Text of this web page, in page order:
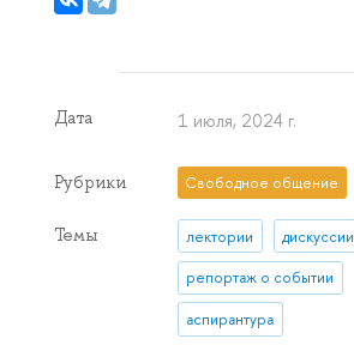
Дата 1 июля, 2024 г.
Рубрики Свободное общение
Темы лектории дискуссии
репортаж о событии
аспирантура